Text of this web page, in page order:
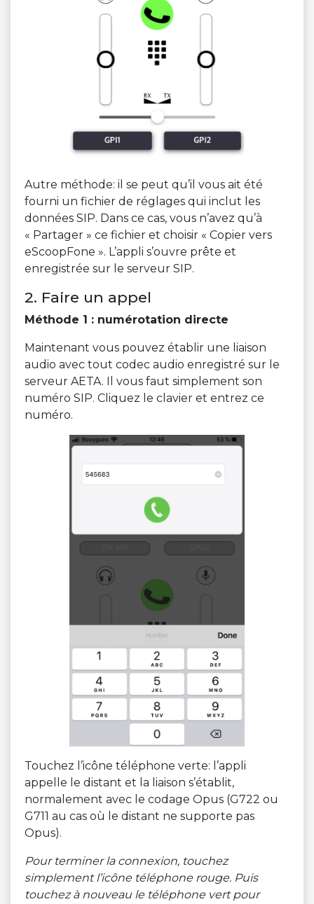
Autre méthode: il se peut qu’il vous ait été
fourni un fichier de réglages qui inclut les
données SIP. Dans ce cas, vous n’avez qu’à
« Partager » ce fichier et choisir « Copier vers
eScoopFone ». L’appli s’ouvre prête et
enregistrée sur le serveur SIP.
2. Faire un appel
Méthode 1 : numérotation directe
Maintenant vous pouvez établir une liaison
audio avec tout codec audio enregistré sur le
serveur AETA. Il vous faut simplement son
numéro SIP. Cliquez le clavier et entrez ce
numéro.
Touchez l’icône téléphone verte: l’appli
appelle le distant et la liaison s’établit,
normalement avec le codage Opus (G722 ou
G711 au cas où le distant ne supporte pas
Opus).
Pour terminer la connexion, touchez
simplement l’icône téléphone rouge. Puis
touchez à nouveau le téléphone vert pour